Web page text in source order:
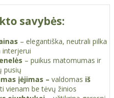
savybės:
– elegantiška, neutrali pilka
interjerui
– puikus matomumas ir
pusių
įėjimas – valdomas iš
vienam be tėvų žinios